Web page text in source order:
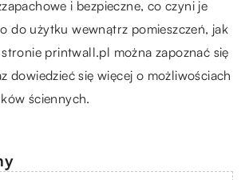
i bezpieczne, co czyni je
do użytku wewnątrz pomieszczeń, jak
printwall.pl można zapoznać się
dowiedzieć się więcej o możliwościach
ściennych.